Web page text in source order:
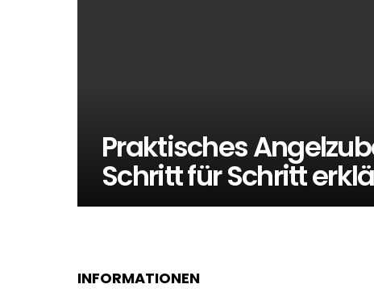
Praktisches
Schritt für Schritt
INFORMATIONEN